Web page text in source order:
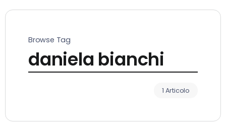
Browse Tag
daniela bianchi
1 Articolo